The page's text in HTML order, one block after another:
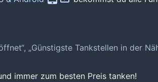
„Günstigste Tankstellen in der
immer zum besten Preis tanken!